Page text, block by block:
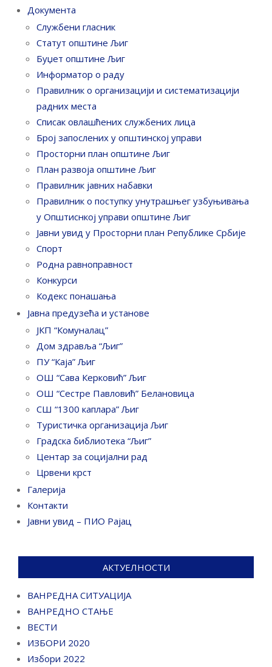
Документа
Службени гласник
Статут општине Љиг
Буџет општине Љиг
Информатор о раду
Правилник o организацији и систематизацији
радних места
Списак овлашћених службених лица
Број запослених у oпштинској управи
Просторни план општине Љиг
План развоја општине Љиг
Правилник јавних набавки
Правилник о поступку унутрашњег узбуњивања
у Општиснкој управи општине Љиг
Јавни увид у Просторни план Републике Србије
Спорт
Родна равноправност
Конкурси
Кодекс понашања
Јавна предузећа и установе
ЈКП “Комуналац”
Дом здравља “Љиг”
ПУ “Каја” Љиг
ОШ “Сава Керковић” Љиг
ОШ “Сестре Павловић” Белановица
СШ “1300 каплара” Љиг
Туристичка организација Љиг
Градска библиотека “Љиг”
Центар за социјални рад
Црвени крст
Галерија
Контакти
Јавни увид – ПИО Рајац
АКТУЕЛНОСТИ
ВАНРЕДНА СИТУАЦИЈА
ВАНРЕДНО СТАЊЕ
ВЕСТИ
ИЗБОРИ 2020
Избори 2022